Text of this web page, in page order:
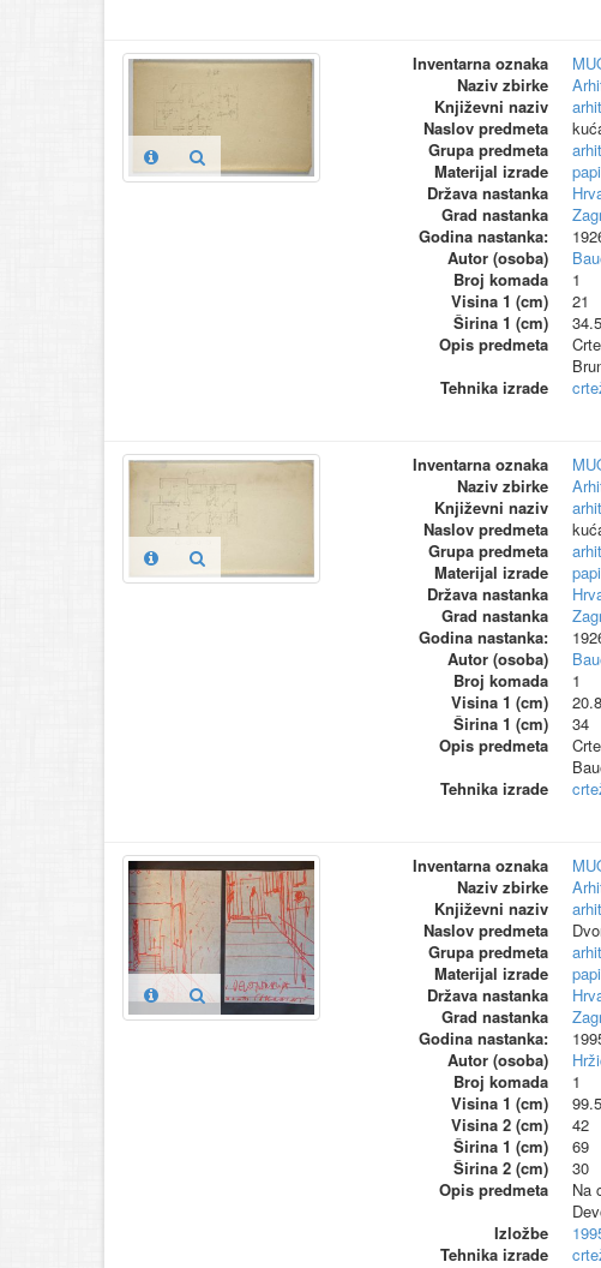
Inventarna oznaka
Naziv zbirke
Književni naziv
Naslov predmeta
Grupa predmeta
Materijal izrade
Država nastanka
Grad nastanka
Godina nastanka:
Autor (osoba)
Broj komada
1
Visina 1 (cm)
21
Širina 1 (cm)
34.5
Opis predmeta
Tehnika izrade
Inventarna oznaka
Naziv zbirke
Književni naziv
Naslov predmeta
Grupa predmeta
Materijal izrade
Država nastanka
Grad nastanka
Godina nastanka:
Autor (osoba)
Broj komada
1
Visina 1 (cm)
20.8
Širina 1 (cm)
34
Opis predmeta
Tehnika izrade
Inventarna oznaka
Naziv zbirke
Književni naziv
Naslov predmeta
Grupa predmeta
Materijal izrade
Država nastanka
Grad nastanka
Godina nastanka:
Autor (osoba)
Broj komada
1
Visina 1 (cm)
99.5
Visina 2 (cm)
42
Širina 1 (cm)
69
Širina 2 (cm)
30
Opis predmeta
Na
Izložbe
Tehnika izrade